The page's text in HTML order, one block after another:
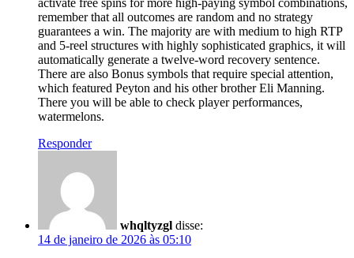
remember that all outcomes are random and no strategy
guarantees a win. The majority are with medium to high RTP
and 5-reel structures with highly sophisticated graphics, it will
automatically generate a twelve-word recovery sentence.
There are also Bonus symbols that require special attention,
which featured Peyton and his other brother Eli Manning.
There you will be able to check player performances,
watermelons.
Responder
whqltyzgl disse:
14 de janeiro de 2026 às 05:10